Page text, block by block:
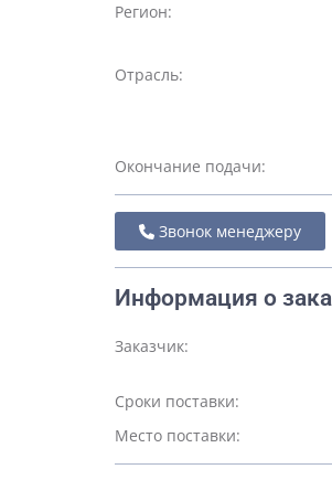
Регион:
Отрасль:
Окончание подачи:
Звонок менеджеру
Информация о
Заказчик:
Сроки поставки:
Место поставки: